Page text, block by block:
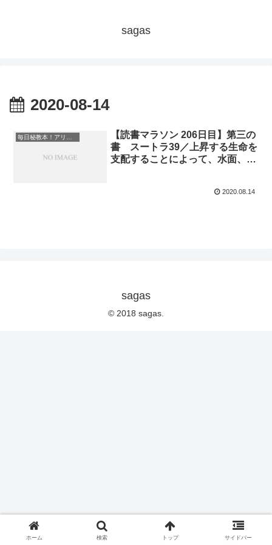
sagas
2020-08-14
【読書マラソン 206日目】第三の
書 スートラ39／上昇する生命を
支配することによって、水面、茨
2020.08.14
sagas
© 2018 sagas.
ホーム 検索 トップ サイドバー